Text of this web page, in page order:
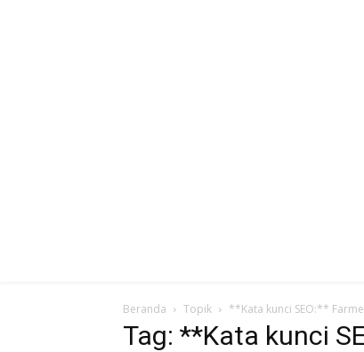
Beranda Topik **Kata kunci SEO:**
Tag: **Kata kunci